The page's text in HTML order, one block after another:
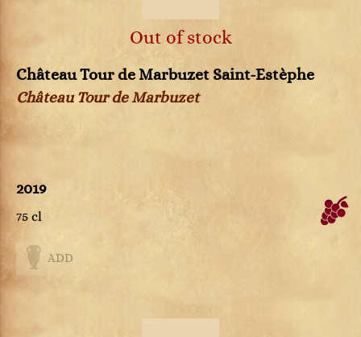
Out of stock
Château Tour de Marbuzet Saint-Estèphe
Château Tour de Marbuzet
2019
75 cl
ADD